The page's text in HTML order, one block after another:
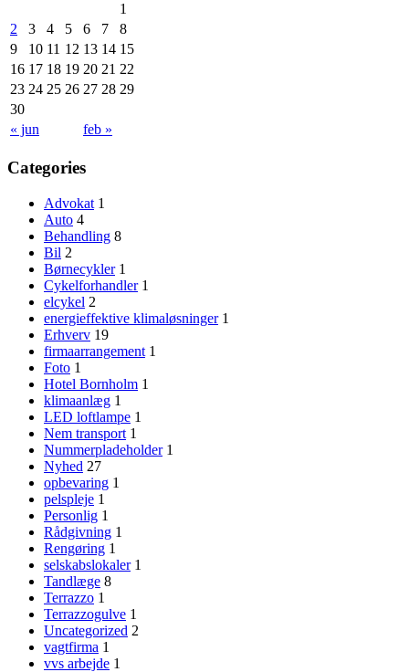
« jun feb »
1
2
3 4 5 6 7
8
9
10 11 12 13 14 15
16 17 18 19 20 21 22
23 24 25 26 27 28 29
30
Categories
Advokat 1
Auto 4
Behandling 8
Bil 2
Børnecykler 1
Cykelforhandler 1
elcykel 2
energieffektive klimaløsninger 1
Erhverv 19
firmaarrangement 1
Foto 1
Hotel Bornholm 1
klimaanlæg 1
LED loftlampe 1
Nem transport 1
Nummerpladeholder 1
Nyhed 27
opbevaring 1
pelspleje 1
Personlig 1
Rådgivning 1
Rengøring 1
selskabslokaler 1
Tandlæge 8
Terrazzo 1
Terrazzogulve 1
Uncategorized 2
vagtfirma 1
vvs arbejde 1